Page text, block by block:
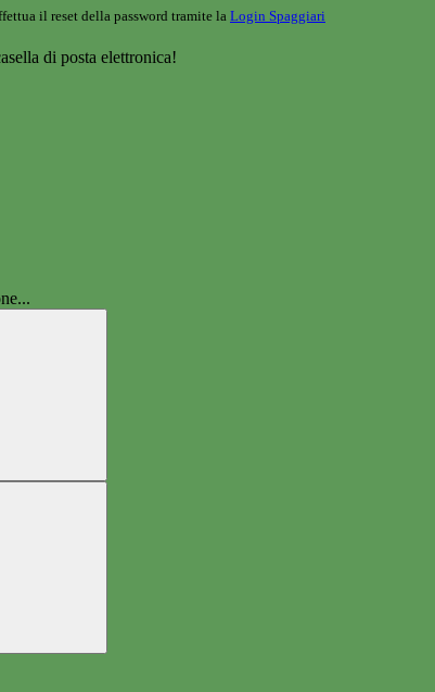
il reset della password tramite la Login Spaggiari
di posta elettronica!